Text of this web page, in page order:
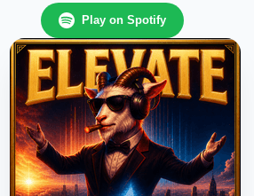
Play on Spotify